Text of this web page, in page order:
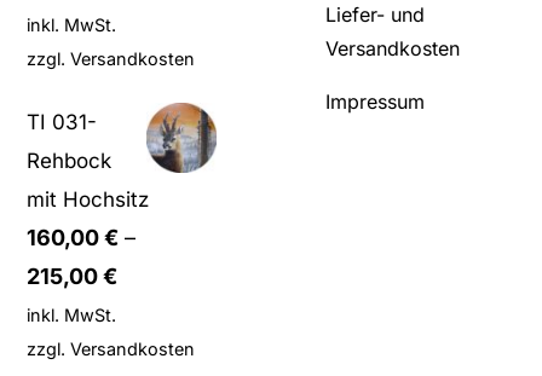
inkl. MwSt.
zzgl.Versandkosten
TI 031-
Rehbock
mit Hochsitz
160,00€ –
215,00€
inkl. MwSt.
zzgl.Versandkosten
Liefer- und
Versandkosten
Impressum